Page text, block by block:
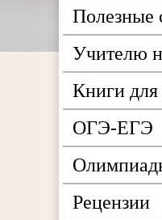
Полезные
Учителю
Книги для
ОГЭ-ЕГЭ
Рецензии